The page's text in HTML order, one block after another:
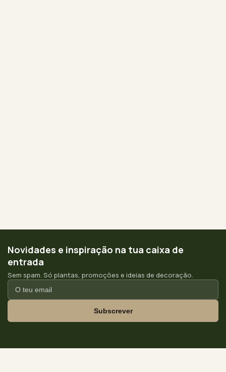
Novidades e inspiração na tua caixa de
entrada
Sem spam. Só plantas, promoções e ideias de decoração.
Subscrever